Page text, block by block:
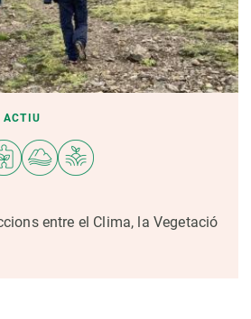
ACTIU
entre el Clima, la Vegetació